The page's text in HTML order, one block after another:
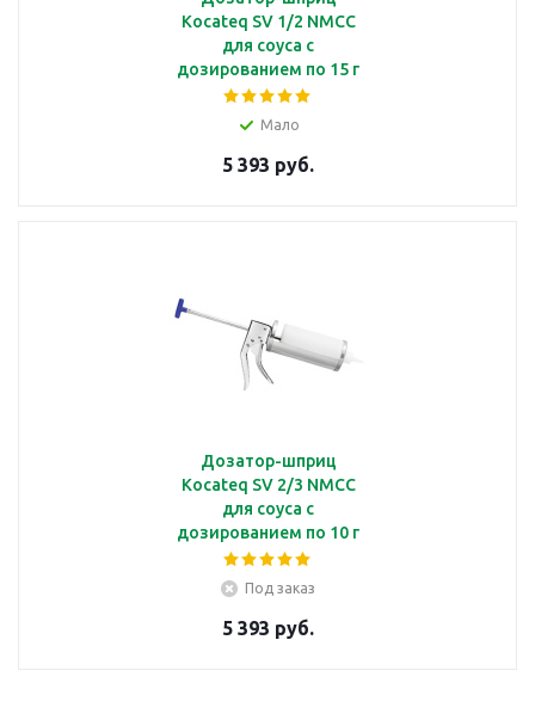
Kocateq SV 1/2 NMCC
для соуса с
дозированием по 15 г
Мало
5 393 руб.
Дозатор-шприц
Kocateq SV 2/3 NMCC
для соуса с
дозированием по 10 г
Под заказ
5 393 руб.